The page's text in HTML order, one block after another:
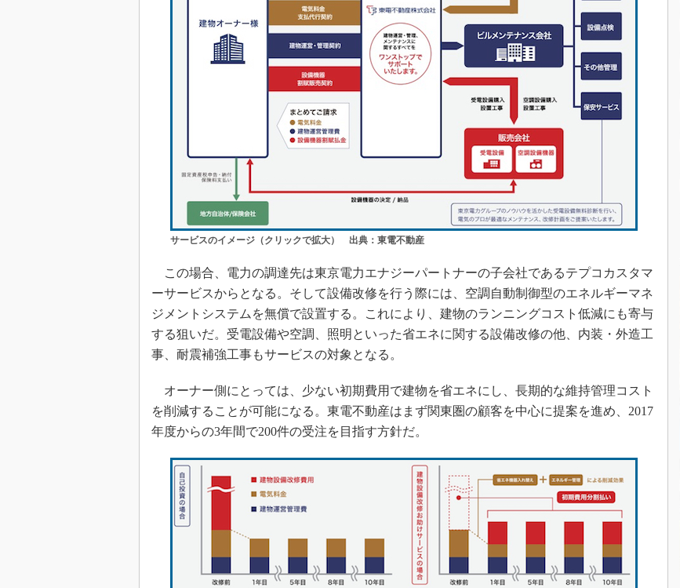
サービスのイメージ（クリックで拡大） 出典：東電不動産
この場合、電力の調達先は東京電力エナジーパートナーの子会社であるテプコカスタマ
ーサービスからとなる。そして設備改修を行う際には、空調自動制御型のエネルギーマネ
ジメントシステムを無償で設置する。これにより、建物のランニングコスト低減にも寄与
する狙いだ。受電設備や空調、照明といった省エネに関する設備改修の他、内装・外造工
事、耐震補強工事もサービスの対象となる。
オーナー側にとっては、少ない初期費用で建物を省エネにし、長期的な維持管理コスト
を削減することが可能になる。東電不動産はまず関東圏の顧客を中心に提案を進め、2017
年度からの3年間で200件の受注を目指す方針だ。